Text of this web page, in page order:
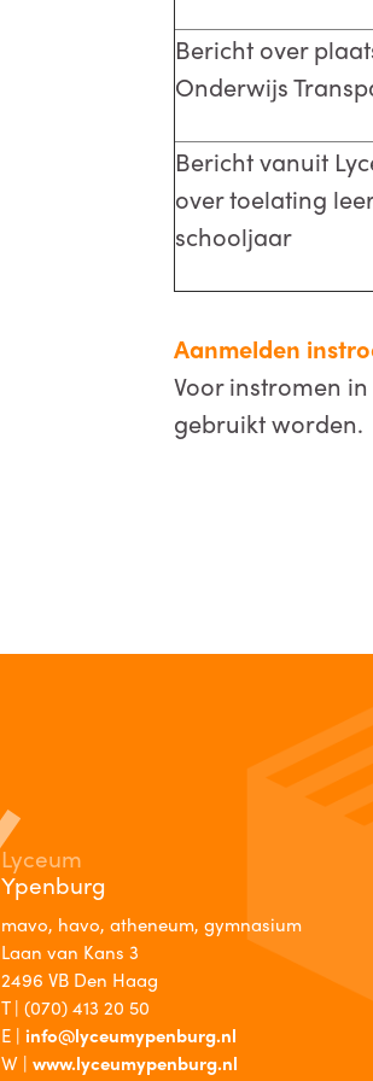
Bericht over
Onderwijs
Bericht vanuit
over toelating
schooljaar
Aanmelden
Voor instromen
gebruikt worden.
Lyceum
Ypenburg
mavo, havo, atheneum, gymnasium
Laan van Kans 3
2496 VB Den Haag
T | (070) 413 20 50
E | info@lyceumypenburg.nl
W | www.lyceumypenburg.nl